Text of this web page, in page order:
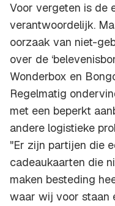
Voor vergeten is de
verantwoordelijk.
oorzaak van niet-
over de
Wonderbox en
Regelmatig
met een beperkt
andere logistieke
"Er zijn partijen die
cadeaukaarten die
maken besteding
waar wij voor staan